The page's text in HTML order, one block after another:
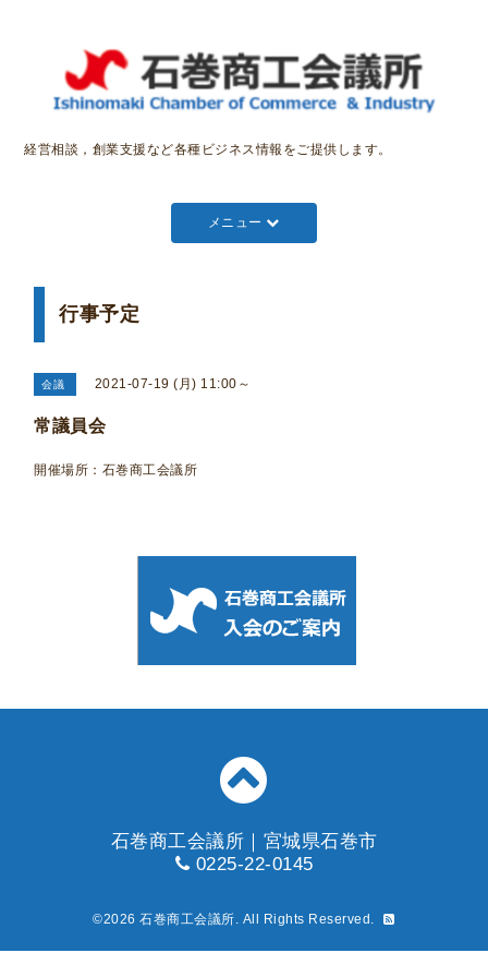
経営相談，創業支援など各種ビジネス情報をご提供します。
メニュー
行事予定
会議 2021-07-19 (月) 11:00～
常議員会
開催場所：石巻商工会議所
石巻商工会議所｜宮城県石巻市
0225-22-0145
©2026石巻商工会議所. All Rights Reserved.